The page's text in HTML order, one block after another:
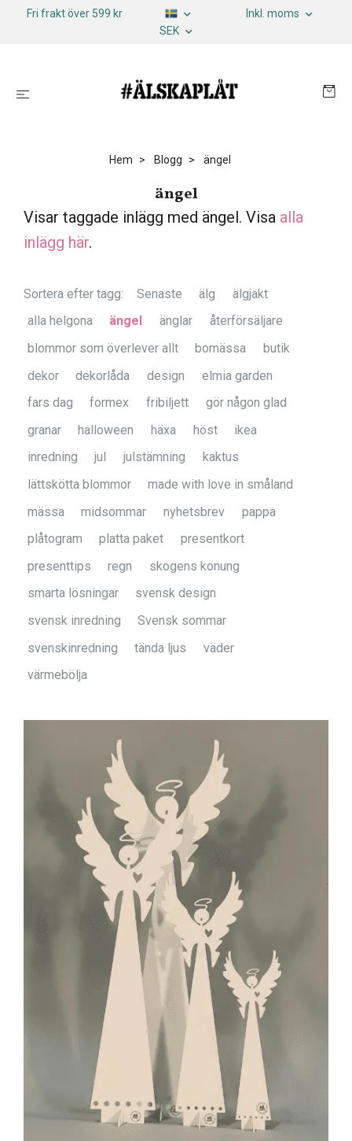
Fri frakt över 599 kr
Inkl. moms
SEK
Hem Blogg ängel
ängel
Visar taggade inlägg med ängel. Visa alla
inlägg här.
Sortera efter tagg: Senaste älg
älgjakt
alla helgona
ängel änglar
återförsäljare
blommor som överlever allt
bomässa
butik
dekor
dekorlåda design
elmia garden
fars dag
formex fribiljett
gör någon glad
granar
halloween häxa höst
ikea
inredning
jul julstämning
kaktus
lättskötta blommor
made with love in småland
mässa
midsommar nyhetsbrev
pappa
plåtogram
platta paket
presentkort
presenttips
regn
skogens konung
smarta lösningar
svensk design
svensk inredning
Svensk sommar
svenskinredning
tända ljus
väder
värmebölja